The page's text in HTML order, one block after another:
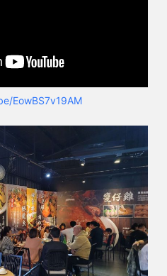
EowBS7v19AM